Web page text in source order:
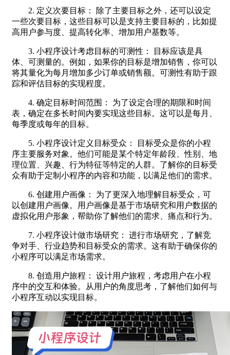
2. 定义次要目标： 除了主要目标之外，还可以设定
一些次要目标，这些目标可以是支持主要目标的，比如提
高用户参与度、提高转化率、增加用户基数等。
3. 小程序设计考虑目标的可测性： 目标应该是具
体、可测量的。例如，如果你的目标是增加销售，你可以
将其量化为每月增加多少订单或销售额。可测性有助于跟
踪和评估目标的实现程度。
4. 确定目标时间范围： 为了设定合理的期限和时间
表，确定在多长时间内要实现这些目标。这可以是每月、
每季度或每年的目标。
5. 小程序设计定义目标受众： 目标受众是你的小程
序主要服务对象。他们可能是某个特定年龄段、性别、地
理位置、兴趣、行为特征等特定的人群。了解你的目标受
众有助于定制小程序的内容和功能，以满足他们的需求。
6. 创建用户画像： 为了更深入地理解目标受众，可
以创建用户画像。用户画像是基于市场研究和用户数据的
虚拟化用户形象，帮助你了解他们的需求、痛点和行为。
7. 小程序设计做市场研究： 进行市场研究，了解竞
争对手、行业趋势和目标受众的需求。这有助于确保你的
小程序可以满足市场需求。
8. 创造用户旅程： 设计用户旅程，考虑用户在小程
序中的交互和体验。从用户的角度思考，了解他们如何与
小程序互动以实现目标。